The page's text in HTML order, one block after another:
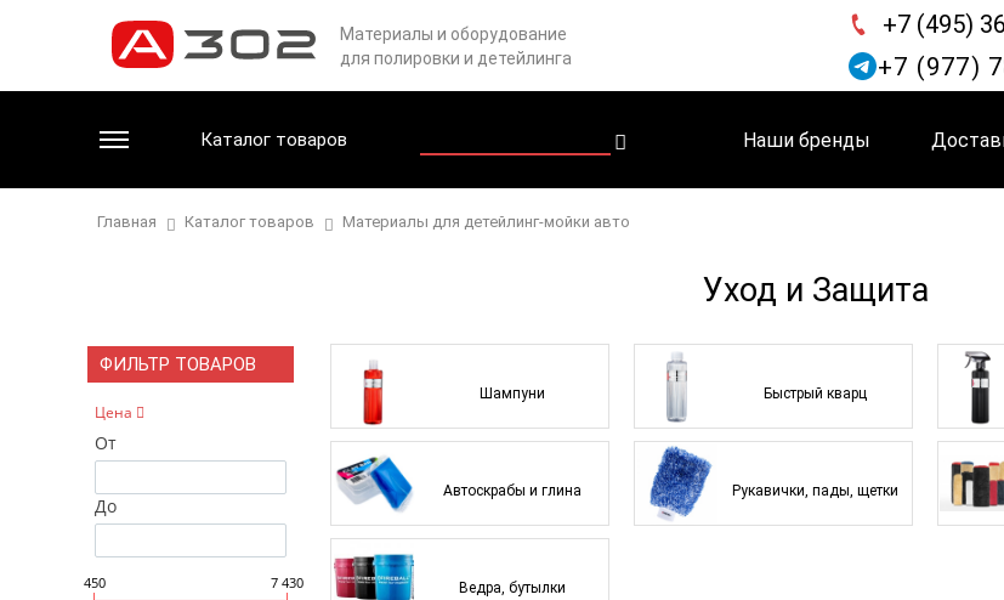
Материалы и оборудование
для полировки и детейлинга
+7 (495)
+7 (977)
Каталог товаров Наши бренды
Главная Каталог товаров Материалы для детейлинг-мойки авто
Уход и Защита
ФИЛЬТР ТОВАРОВ
Цена
От
До
450 7 430
Шампуни Быстрый кварц
Автоскрабы и глина Рукавички, пады, щетки
Ведра, бутылки